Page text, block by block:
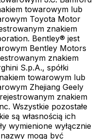
towarowym lub
Toyota Motor
znakiem
Bentley® jest
Bentley Motors
znakiem
S.p.A., spółki
towarowym lub
Zhejiang Geely
znakiem
Wszystkie pozostałe
są własnością ich
wymienione wyłącznie
mogą być